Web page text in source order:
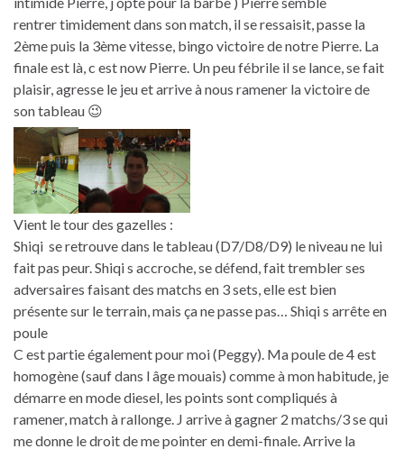
rentrer timidement dans son match, il se ressaisit, passe la
2ème puis la 3ème vitesse, bingo victoire de notre Pierre. La
finale est là, c est now Pierre. Un peu fébrile il se lance, se fait
plaisir, agresse le jeu et arrive à nous ramener la victoire de
son tableau 😉
Vient le tour des gazelles :
Shiqi se retrouve dans le tableau (D7/D8/D9) le niveau ne lui
fait pas peur. Shiqi s accroche, se défend, fait trembler ses
adversaires faisant des matchs en 3 sets, elle est bien
présente sur le terrain, mais ça ne passe pas… Shiqi s arrête en
poule
C est partie également pour moi (Peggy). Ma poule de 4 est
homogène (sauf dans l âge mouais) comme à mon habitude, je
démarre en mode diesel, les points sont compliqués à
ramener, match à rallonge. J arrive à gagner 2 matchs/3 se qui
me donne le droit de me pointer en demi-finale. Arrive la